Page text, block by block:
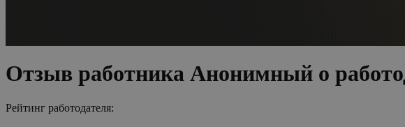
Отзыв работника Анонимный о
Рейтинг работодателя: